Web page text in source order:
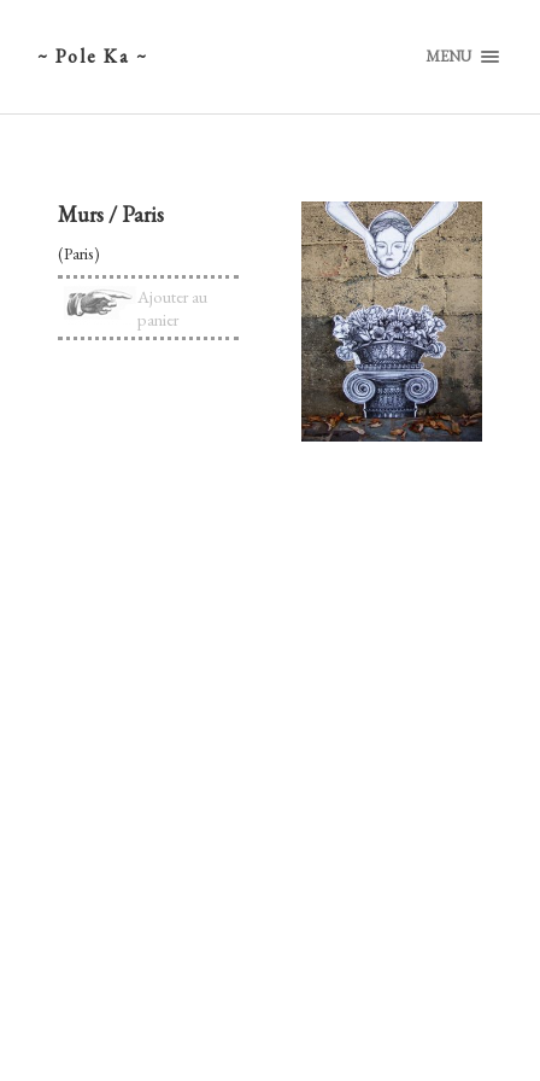
~ Pole Ka ~ MENU
Murs / Paris
(Paris)
Ajouter au
panier